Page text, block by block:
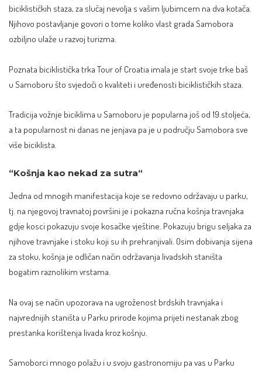
biciklističkih staza, za slučaj nevolja s vašim ljubimcem na dva kotača.
Njihovo postavljanje govori o tome koliko vlast grada Samobora
ozbiljno ulaže u razvoj turizma.
Poznata biciklistička trka Tour of Croatia imala je start svoje trke baš
u Samoboru što svjedoči o kvaliteti i uređenosti biciklističkih staza.
Tradicija vožnje biciklima u Samoboru je popularna još od 19.stoljeća,
a ta popularnost ni danas ne jenjava pa je u području Samobora sve
više biciklista.
“Košnja kao nekad za sutra“
Jedna od mnogih manifestacija koje se redovno održavaju u parku,
tj. na njegovoj travnatoj površini je i pokazna ručna košnja travnjaka
gdje kosci pokazuju svoje kosačke vještine. Pokazuju brigu seljaka za
njihove travnjake i stoku koji su ih prehranjivali. Osim dobivanja sijena
za stoku, košnja je odličan način održavanja livadskih staništa
bogatim raznolikim vrstama.
Na ovaj se način upozorava na ugroženost brdskih travnjaka i
najvrednijih staništa u Parku prirode kojima prijeti nestanak zbog
prestanka korištenja livada kroz košnju.
Samoborci mnogo polažu i u svoju gastronomiju pa vas u Parku